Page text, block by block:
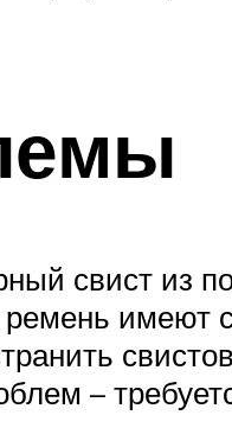
свист из
имеют
–